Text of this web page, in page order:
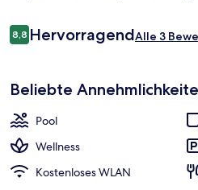
an der richtigen Adresse. Weitere
Bewertungen
8,88,8 von 10.
HervorragendAlle 3
Beliebte
Pool
Wellness
Kostenloses WLAN